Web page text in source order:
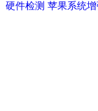
硬件检测 苹果系统增